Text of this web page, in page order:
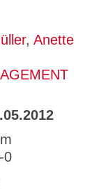
, Anette
0